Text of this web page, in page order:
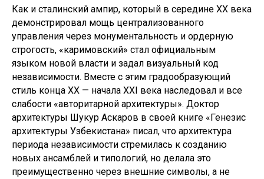
Как и сталинский ампир, который в середине XX века
демонстрировал мощь централизованного
управления через монументальность и ордерную
строгость, «каримовский» стал официальным
языком новой власти и задал визуальный код
независимости. Вместе с этим градообразующий
стиль конца XX — начала XXI века наследовал и все
слабости «авторитарной архитектуры». Доктор
архитектуры Шукур Аскаров в своей книге «Генезис
архитектуры Узбекистана» писал, что архитектура
периода независимости стремилась к созданию
новых ансамблей и типологий, но делала это
преимущественно через внешние символы, а не